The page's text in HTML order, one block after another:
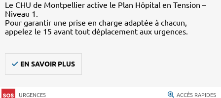
Le CHU de Montpellier active le Plan Hôpital en Tension –
Niveau 1.
Pour garantir une prise en charge adaptée à chacun,
appelez le 15 avant tout déplacement aux urgences.
EN SAVOIR PLUS
URGENCES ACCÈS RAPIDES